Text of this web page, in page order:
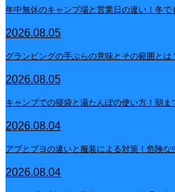
年中無休のキャンプ場と営業日の違い！冬
2026.08.05
グランピングの手ぶらの意味とその範囲とは
2026.08.05
キャンプでの寝袋と湯たんぽの使い方！朝
2026.08.04
アブとブヨの違いと服装による対策！危険
2026.08.04